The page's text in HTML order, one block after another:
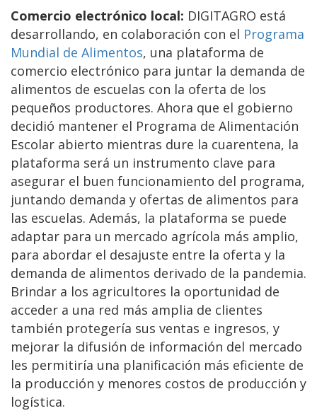
Comercio electrónico local: DIGITAGRO está
desarrollando, en colaboración con el Programa
Mundial de Alimentos, una plataforma de
comercio electrónico para juntar la demanda de
alimentos de escuelas con la oferta de los
pequeños productores. Ahora que el gobierno
decidió mantener el Programa de Alimentación
Escolar abierto mientras dure la cuarentena, la
plataforma será un instrumento clave para
asegurar el buen funcionamiento del programa,
juntando demanda y ofertas de alimentos para
las escuelas. Además, la plataforma se puede
adaptar para un mercado agrícola más amplio,
para abordar el desajuste entre la oferta y la
demanda de alimentos derivado de la pandemia.
Brindar a los agricultores la oportunidad de
acceder a una red más amplia de clientes
también protegería sus ventas e ingresos, y
mejorar la difusión de información del mercado
les permitiría una planificación más eficiente de
la producción y menores costos de producción y
logística.